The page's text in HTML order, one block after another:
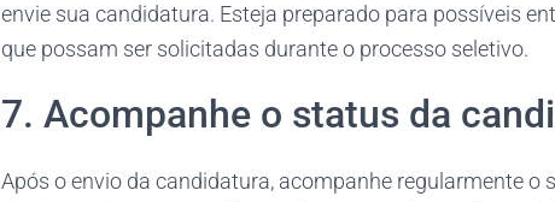
envie sua candidatura. Esteja preparado para possíveis
que possam ser solicitadas durante o processo seletivo.
7. Acompanhe o status da
Após o envio da candidatura, acompanhe regularmente o